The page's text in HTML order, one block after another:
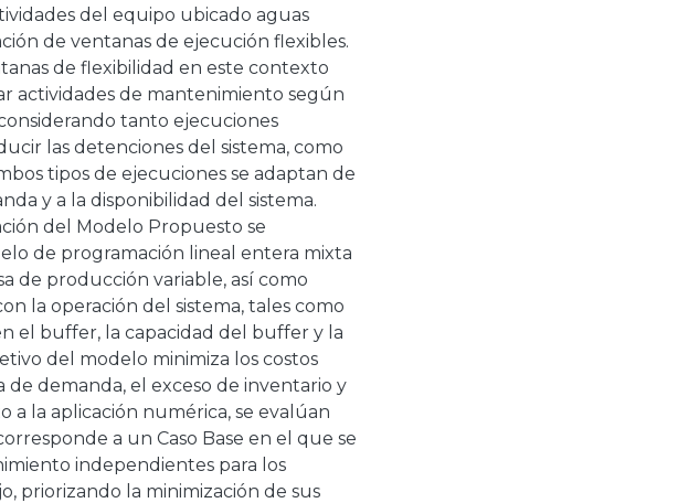
del equipo ubicado aguas
de ventanas de ejecución flexibles.
de flexibilidad en este contexto
actividades de mantenimiento según
tanto ejecuciones
las detenciones del sistema, como
tipos de ejecuciones se adaptan de
y a la disponibilidad del sistema.
del Modelo Propuesto se
de programación lineal entera mixta
de producción variable, así como
la operación del sistema, tales como
el buffer, la capacidad del buffer y la
del modelo minimiza los costos
de demanda, el exceso de inventario y
a la aplicación numérica, se evalúan
a un Caso Base en el que se
independientes para los
priorizando la minimización de sus